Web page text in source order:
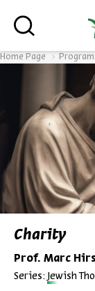
Home Page
Charity
Prof. Marc
Series: Jewish
BEIT